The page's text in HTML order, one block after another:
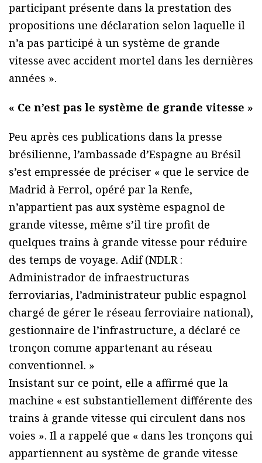
participant présente dans la prestation des
propositions une déclaration selon laquelle il
n’a pas participé à un système de grande
vitesse avec accident mortel dans les dernières
années ».
« Ce n’est pas le système de grande vitesse »
Peu après ces publications dans la presse
brésilienne, l’ambassade d’Espagne au Brésil
s’est empressée de préciser « que le service de
Madrid à Ferrol, opéré par la Renfe,
n’appartient pas aux système espagnol de
grande vitesse, même s’il tire profit de
quelques trains à grande vitesse pour réduire
des temps de voyage. Adif (NDLR :
Administrador de infraestructuras
ferroviarias, l’administrateur public espagnol
chargé de gérer le réseau ferroviaire national),
gestionnaire de l’infrastructure, a déclaré ce
tronçon comme appartenant au réseau
conventionnel. »
Insistant sur ce point, elle a affirmé que la
machine « est substantiellement différente des
trains à grande vitesse qui circulent dans nos
voies ». Il a rappelé que « dans les tronçons qui
appartiennent au système de grande vitesse